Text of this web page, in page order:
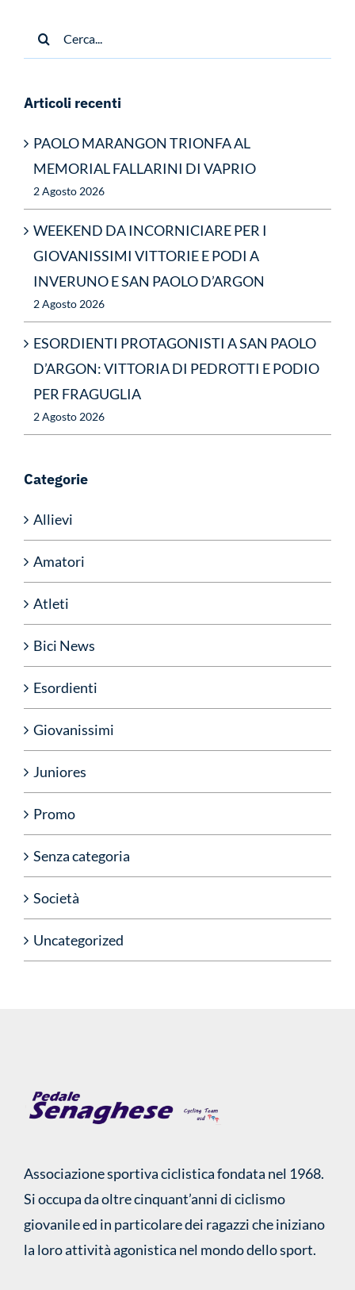
Cerca
per:
Articoli recenti
PAOLO MARANGON TRIONFA AL
MEMORIAL FALLARINI DI VAPRIO
2 Agosto 2026
WEEKEND DA INCORNICIARE PER I
GIOVANISSIMI VITTORIE E PODI A
INVERUNO E SAN PAOLO D’ARGON
2 Agosto 2026
ESORDIENTI PROTAGONISTI A SAN PAOLO
D’ARGON: VITTORIA DI PEDROTTI E PODIO
PER FRAGUGLIA
2 Agosto 2026
Categorie
Allievi
Amatori
Atleti
Bici News
Esordienti
Giovanissimi
Juniores
Promo
Senza categoria
Società
Uncategorized
Associazione sportiva ciclistica fondata nel 1968.
Si occupa da oltre cinquant’anni di ciclismo
giovanile ed in particolare dei ragazzi che iniziano
la loro attività agonistica nel mondo dello sport.